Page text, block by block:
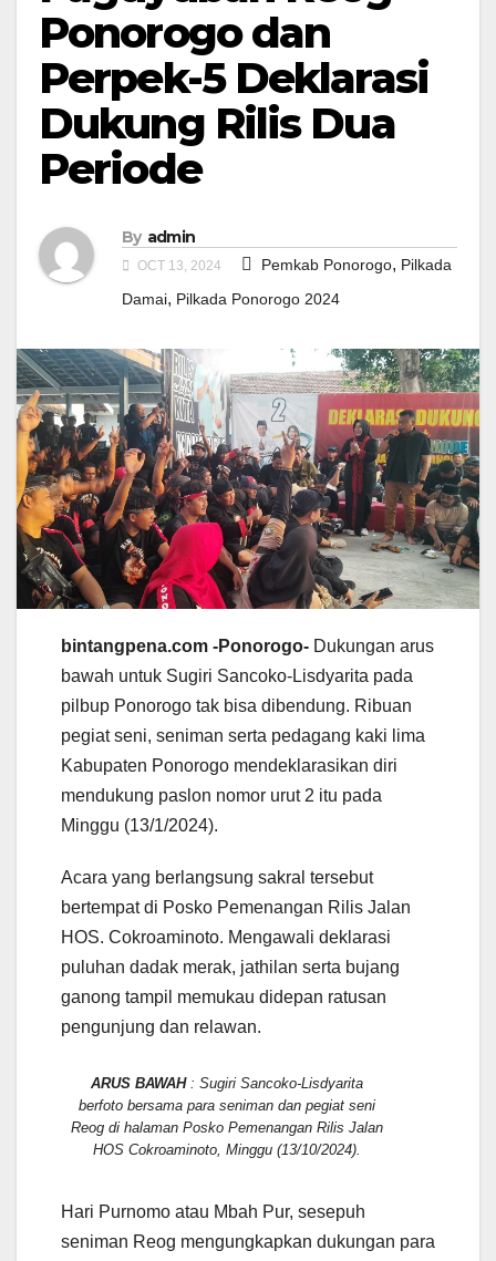
Ponorogo dan
Perpek-5 Deklarasi
Dukung Rilis Dua
Periode
By admin
OCT 13, 2024 Pemkab Ponorogo, Pilkada
Damai, Pilkada Ponorogo 2024
bintangpena.com -Ponorogo- Dukungan arus
bawah untuk Sugiri Sancoko-Lisdyarita pada
pilbup Ponorogo tak bisa dibendung. Ribuan
pegiat seni, seniman serta pedagang kaki lima
Kabupaten Ponorogo mendeklarasikan diri
mendukung paslon nomor urut 2 itu pada
Minggu (13/1/2024).
Acara yang berlangsung sakral tersebut
bertempat di Posko Pemenangan Rilis Jalan
HOS. Cokroaminoto. Mengawali deklarasi
puluhan dadak merak, jathilan serta bujang
ganong tampil memukau didepan ratusan
pengunjung dan relawan.
ARUS BAWAH: Sugiri Sancoko-Lisdyarita
berfoto bersama para seniman dan pegiat seni
Reog di halaman Posko Pemenangan Rilis Jalan
HOS Cokroaminoto, Minggu (13/10/2024).
Hari Purnomo atau Mbah Pur, sesepuh
seniman Reog mengungkapkan dukungan para